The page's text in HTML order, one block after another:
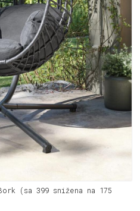
(sa 399 snižena na 175